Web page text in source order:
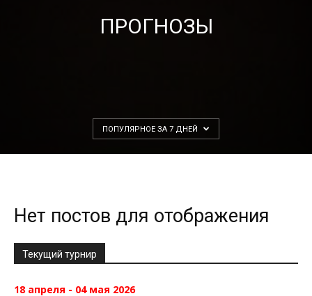
ПРОГНОЗЫ
ПОПУЛЯРНОЕ ЗА 7 ДНЕЙ
Нет постов для отображения
Текущий турнир
18 апреля - 04 мая 2026